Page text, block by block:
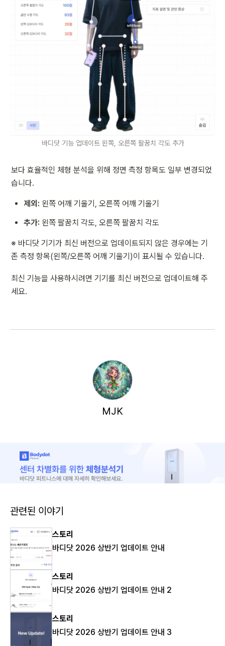
바디닷 기능 업데이트 왼쪽, 오른쪽 팔꿈치 각도 추가
보다 효율적인 체형 분석을 위해 정면 측정 항목도 일부 변경되었
습니다.
제외: 왼쪽 어깨 기울기, 오른쪽 어깨 기울기
추가: 왼쪽 팔꿈치 각도, 오른쪽 팔꿈치 각도
※ 바디닷 기기가 최신 버전으로 업데이트되지 않은 경우에는 기
존 측정 항목(왼쪽/오른쪽 어깨 기울기)이 표시될 수 있습니다.
최신 기능을 사용하시려면 기기를 최신 버전으로 업데이트해 주
세요.
MJK
관련된 이야기
스토리
바디닷 2026 상반기 업데이트 안내
스토리
바디닷 2026 상반기 업데이트 안내 2
스토리
바디닷 2026 상반기 업데이트 안내 3